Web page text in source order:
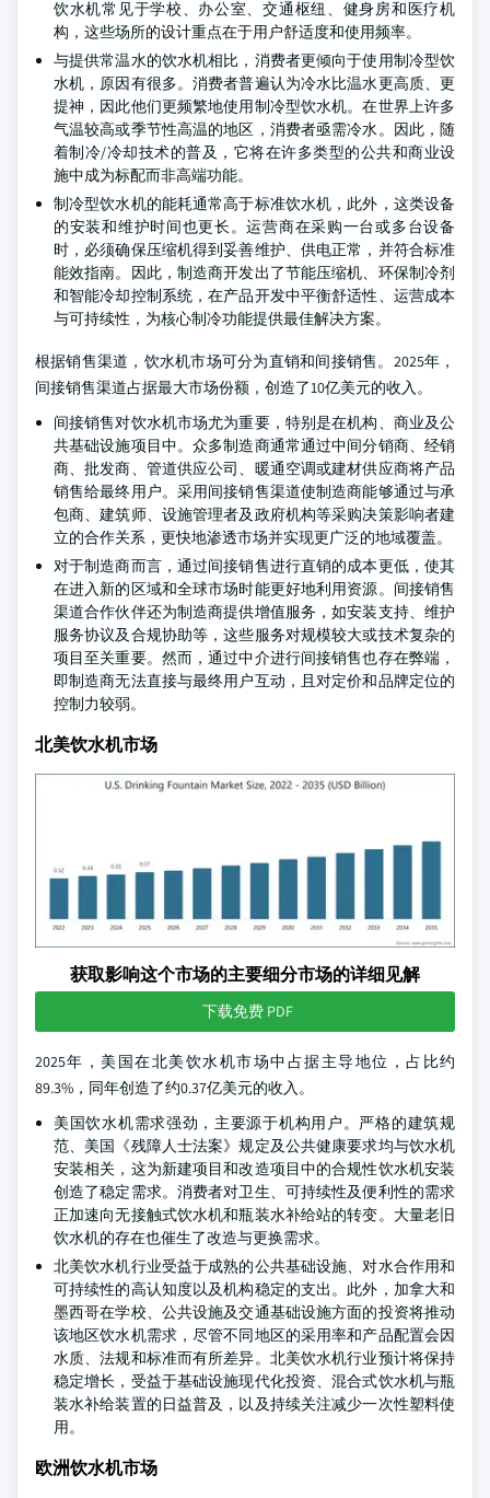
饮水机常见于学校、办公室、交通枢纽、健身房和医疗机
构，这些场所的设计重点在于用户舒适度和使用频率。
与提供常温水的饮水机相比，消费者更倾向于使用制冷型饮
水机，原因有很多。消费者普遍认为冷水比温水更高质、更
提神，因此他们更频繁地使用制冷型饮水机。在世界上许多
气温较高或季节性高温的地区，消费者亟需冷水。因此，随
着制冷/冷却技术的普及，它将在许多类型的公共和商业设
施中成为标配而非高端功能。
制冷型饮水机的能耗通常高于标准饮水机，此外，这类设备
的安装和维护时间也更长。运营商在采购一台或多台设备
时，必须确保压缩机得到妥善维护、供电正常，并符合标准
能效指南。因此，制造商开发出了节能压缩机、环保制冷剂
和智能冷却控制系统，在产品开发中平衡舒适性、运营成本
与可持续性，为核心制冷功能提供最佳解决方案。
根据销售渠道，饮水机市场可分为直销和间接销售。2025年，
间接销售渠道占据最大市场份额，创造了10亿美元的收入。
间接销售对饮水机市场尤为重要，特别是在机构、商业及公
共基础设施项目中。众多制造商通常通过中间分销商、经销
商、批发商、管道供应公司、暖通空调或建材供应商将产品
销售给最终用户。采用间接销售渠道使制造商能够通过与承
包商、建筑师、设施管理者及政府机构等采购决策影响者建
立的合作关系，更快地渗透市场并实现更广泛的地域覆盖。
对于制造商而言，通过间接销售进行直销的成本更低，使其
在进入新的区域和全球市场时能更好地利用资源。间接销售
渠道合作伙伴还为制造商提供增值服务，如安装支持、维护
服务协议及合规协助等，这些服务对规模较大或技术复杂的
项目至关重要。然而，通过中介进行间接销售也存在弊端，
即制造商无法直接与最终用户互动，且对定价和品牌定位的
控制力较弱。
北美饮水机市场
获取影响这个市场的主要细分市场的详细见解
下载免费 PDF
2025年，美国在北美饮水机市场中占据主导地位，占比约
89.3%，同年创造了约0.37亿美元的收入。
美国饮水机需求强劲，主要源于机构用户。严格的建筑规
范、美国《残障人士法案》规定及公共健康要求均与饮水机
安装相关，这为新建项目和改造项目中的合规性饮水机安装
创造了稳定需求。消费者对卫生、可持续性及便利性的需求
正加速向无接触式饮水机和瓶装水补给站的转变。大量老旧
饮水机的存在也催生了改造与更换需求。
北美饮水机行业受益于成熟的公共基础设施、对水合作用和
可持续性的高认知度以及机构稳定的支出。此外，加拿大和
墨西哥在学校、公共设施及交通基础设施方面的投资将推动
该地区饮水机需求，尽管不同地区的采用率和产品配置会因
水质、法规和标准而有所差异。北美饮水机行业预计将保持
稳定增长，受益于基础设施现代化投资、混合式饮水机与瓶
装水补给装置的日益普及，以及持续关注减少一次性塑料使
用。
欧洲饮水机市场